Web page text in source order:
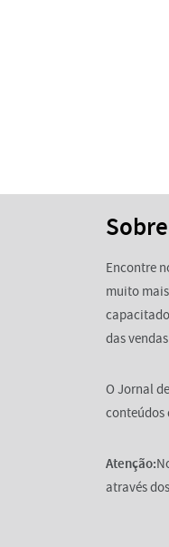
Encontre
muito
das
O Jornal
conteúdos
Atenção:
através